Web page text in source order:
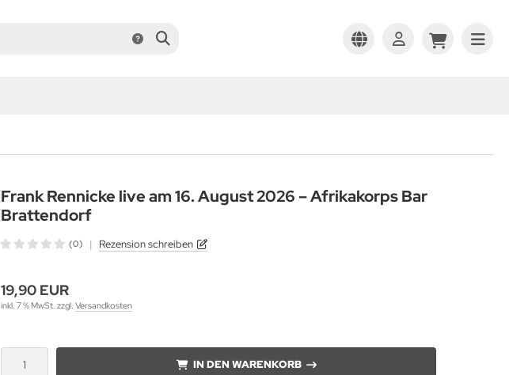
Frank Rennicke live am 16. August 2026 – Afrikakorps Bar
Brattendorf
(0) | Rezension schreiben
19,90 EUR
inkl. 7 % MwSt. zzgl. Versandkosten
IN DEN WARENKORB